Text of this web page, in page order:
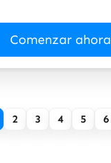
Comenzar ahora
2 3 4 5 6